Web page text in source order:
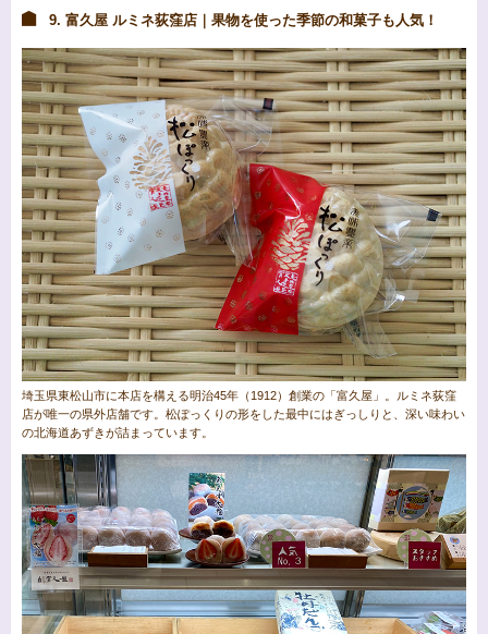
9. 富久屋 ルミネ荻窪店｜果物を使った季節の和菓子も人気！
埼玉県東松山市に本店を構える明治45年（1912）創業の「富久屋」。ルミネ荻窪
店が唯一の県外店舗です。松ぽっくりの形をした最中にはぎっしりと、深い味わい
の北海道あずきが詰まっています。